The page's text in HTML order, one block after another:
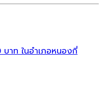
าท ในอำเภอหนองกี่